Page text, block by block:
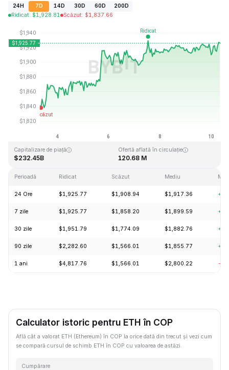
24H 7D 14D 30D 60D
200D
Ridicat: $1,928.81 Scăzut: $1,837.66
Ultima actualizare: 2026-08-10, 07:49 GMT+0
Capitalizare de piață
$232.45B
Ofertă aflată în circulație
120.68 M
Perioadă Ridicat Scăzut Mediu
24 Ore $1,925.77 $1,908.94 $1,917.36
7 zile $1,925.77 $1,858.20 $1,899.59
30 zile $1,951.79 $1,774.09 $1,882.76
90 zile $2,282.60 $1,566.01 $1,855.77
1 ani $4,817.76 $1,566.01 $2,800.22 -
Calculator istoric pentru ETH în COP
Află cât a valorat ETH (Ethereum) în COP la orice dată din trecut și vezi cum
se compară cursul de schimb ETH în COP cu valoarea de astăzi.
Cumpărare